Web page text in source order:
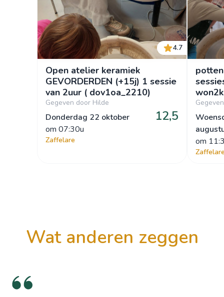
4.7
Open atelier keramiek
GEVORDERDEN (+15j) 1 sessie
van 2uur ( dov1oa_2210)
Gegeven door Hilde
Donderdag 22 oktober
om 07:30u
12,5
Zaffelare
om
wat anderen zeggen